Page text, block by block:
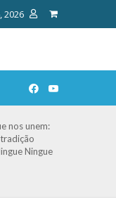
2026
nos unem:
Ningue